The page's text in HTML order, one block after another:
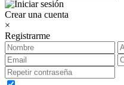
Crear una cuenta
×
Registrarme